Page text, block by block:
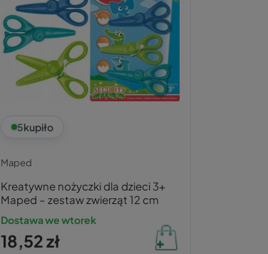
5kupiło
Maped
Kreatywne nożyczki dla dzieci 3+
Maped – zestaw zwierząt 12 cm
Dostawa we wtorek
18,52 zł